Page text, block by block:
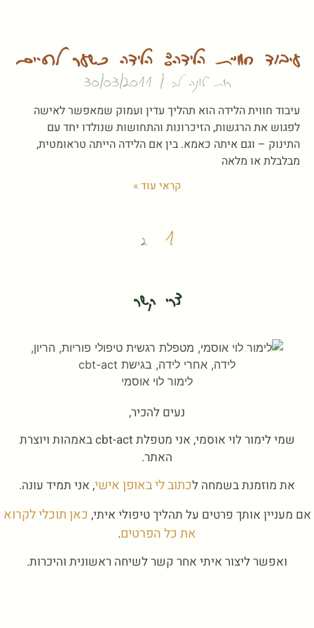
עיבוד חוויית הלידה: הלידה כשער לחיים
רות לונה לב
עיבוד חווית הלידה הוא תהליך עדין ועמוק שמאפשר לאישה
לפגוש את הרגשות, הזיכרונות והתחושות שנולדו יחד עם
התינוק – וגם איתה כאמא. בין אם הלידה הייתה טראומטית,
מבלבלת או מלאה
קראי עוד »
1
2
צרי קשר
לימור לוי אוסמי
נעים להכיר,
שמי לימור לוי אוסמי, אני מטפלת cbt-act באמהות ויוצרת
האתר.
את מוזמנת בשמחה לכתוב לי באופן אישי, אני תמיד עונה.
אם מעניין אותך פרטים על תהליך טיפולי איתי, כאן תוכלי לקרוא
את כל הפרטים.
ואפשר ליצור איתי אחר קשר לשיחה ראשונית והיכרות.